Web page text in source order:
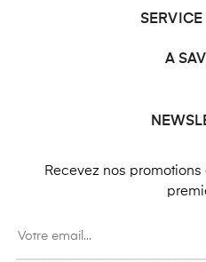
SERVICE
A
Recevez nos